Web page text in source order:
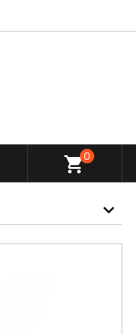
shopping_cart0